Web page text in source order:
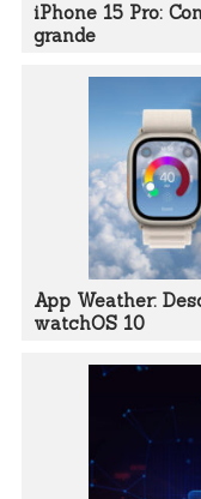
iPhone 15 Pro:
grande
App Weather:
watchOS 10